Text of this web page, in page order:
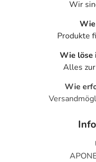
Wir
Produkte
Wie löse
Alles
Wie